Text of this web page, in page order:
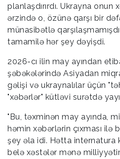
planlaşdırırdı. Ukrayna onun
ərzində o, özünə qarşı bir
münasibətlə
tamamilə hər şey dəyişdi.
2026-cı ilin may ayından
şəbəkələrində Asiyadan
gəlişi və ukraynalılar üçün
"xəbərlər" kütləvi surətdə
"Bu, təxminən may ayında,
həmin xəbərlərin çıxması ilə
şey əla idi. Hətta internatura
belə xəstələr mənə